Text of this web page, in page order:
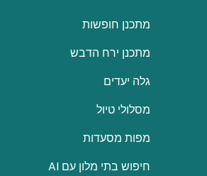
מתכנן חופשות
מתכנן ירח הדבש
גלה יעדים
מסלולי טיול
מפות מסעדות
חיפוש בתי מלון עם AI